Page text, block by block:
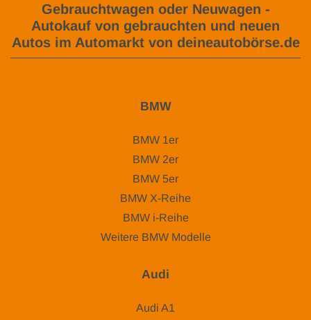
Gebrauchtwagen oder Neuwagen -
Autokauf von gebrauchten und neuen
Autos im Automarkt von deineautobörse.de
BMW
BMW 1er
BMW 2er
BMW 5er
BMW X-Reihe
BMW i-Reihe
Weitere BMW Modelle
Audi
Audi A1